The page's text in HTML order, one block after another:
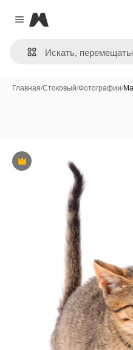
Close menu
Magnific
Главная/Стоковый/Фотографии/
Премиум